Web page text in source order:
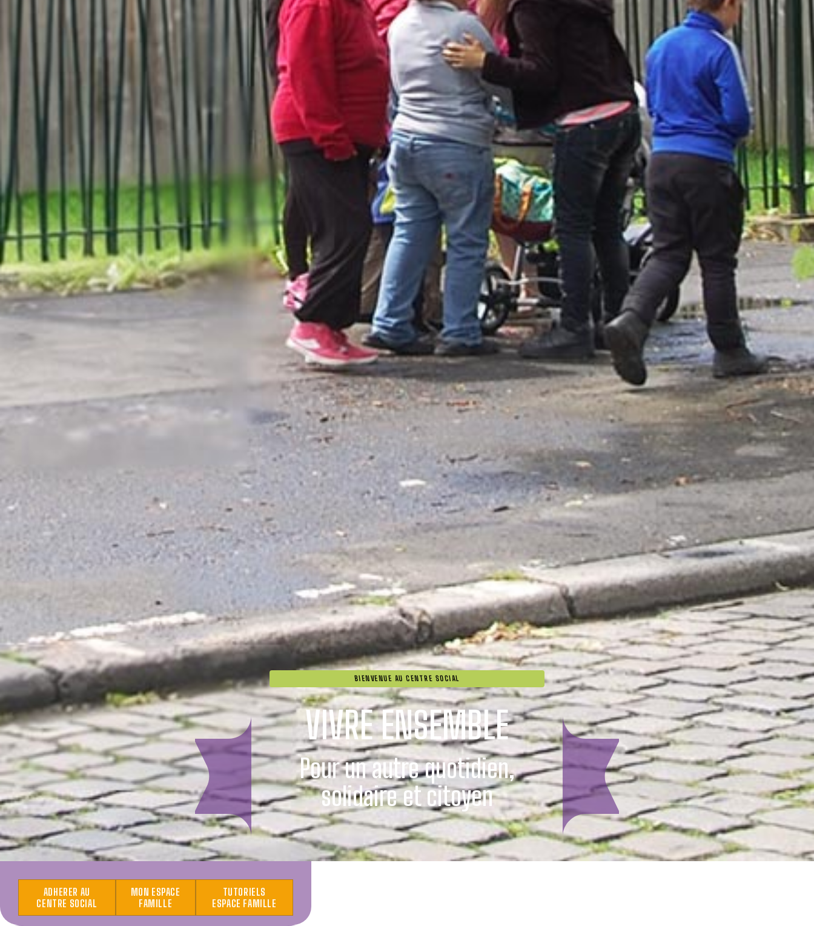
BIENVENUE AU CENTRE SOCIAL
VIVRE ENSEMBLE
Pour un autre quotidien,
solidaire et citoyen
ADHERER AU
CENTRE SOCIAL
MON ESPACE
FAMILLE
TUTORIELS
ESPACE FAMILLE